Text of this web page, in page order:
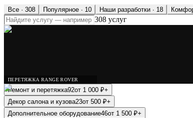
Все · 308 Популярное · 10 Наши разработки · 18
308 услуг
ПЕРЕТЯЖКА RANGE ROVER
Ремонт и перетяжка92от 1 000 ₽+
Декор салона и кузова23от 500 ₽+
Дополнительное оборудование46от 1 500 ₽+